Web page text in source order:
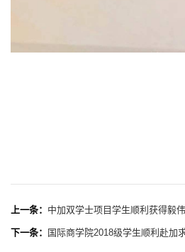
上一条： 中加双学士项目学生顺利获得毅
下一条： 国际商学院2018级学生顺利赴加